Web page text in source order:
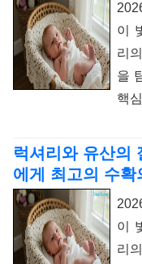
이
리
을
핵
럭셔리와 유산의
에게 최고의 수
이
리